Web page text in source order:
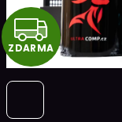
Z
D
ZDARMA